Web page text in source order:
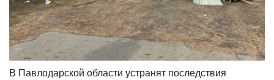
В Павлодарской области устранят последствия